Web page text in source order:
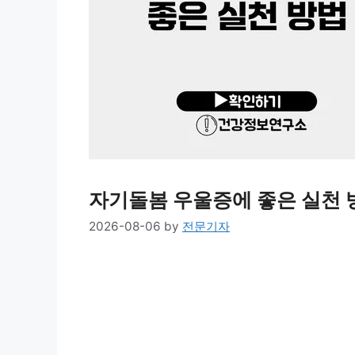
자기돌봄 우울증에 좋은 실천
2026-08-06 by 전문기자